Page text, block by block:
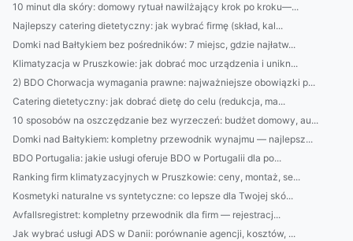
10 minut dla skóry: domowy rytuał nawilżający krok po kroku—...
Najlepszy catering dietetyczny: jak wybrać firmę (skład, kal...
Domki nad Bałtykiem bez pośredników: 7 miejsc, gdzie najłatw...
Klimatyzacja w Pruszkowie: jak dobrać moc urządzenia i unikn...
2) BDO Chorwacja wymagania prawne: najważniejsze obowiązki p...
Catering dietetyczny: jak dobrać dietę do celu (redukcja, ma...
10 sposobów na oszczędzanie bez wyrzeczeń: budżet domowy, au...
Domki nad Bałtykiem: kompletny przewodnik wynajmu — najlepsz...
BDO Portugalia: jakie usługi oferuje BDO w Portugalii dla po...
Ranking firm klimatyzacyjnych w Pruszkowie: ceny, montaż, se...
Kosmetyki naturalne vs syntetyczne: co lepsze dla Twojej skó...
Avfallsregistret: kompletny przewodnik dla firm — rejestracj...
Jak wybrać usługi ADS w Danii: porównanie agencji, kosztów, ...